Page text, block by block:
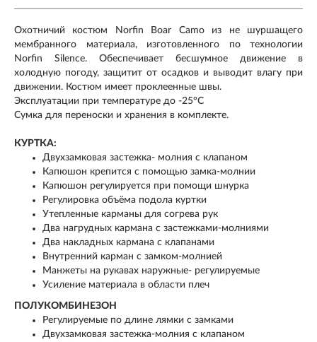
Охотничий костюм Norfin Boar Camo из не шуршащего
мембранного материала, изготовленного по технологии
Norfin Silence. Обеспечивает бесшумное движение в
холодную погоду, защитит от осадков и выводит влагу при
движении. Костюм имеет проклеенные швы.
Эксплуатации при температуре до -25°C
Сумка для переноски и хранения в комплекте.
КУРТКА:
Двухзамковая застежка- молния с клапаном
Капюшон крепится с помощью замка-молнии
Капюшон регулируется при помощи шнурка
Регулировка объёма подола куртки
Утепленные карманы для согрева рук
Два нагрудных кармана с застежками-молниями
Два накладных кармана с клапанами
Внутренний карман с замком-молнией
Манжеты на рукавах наружные- регулируемые
Усиление материала в области плеч
ПОЛУКОМБИНЕЗОН
Регулируемые по длине лямки с замками
Двухзамковая застежка-молния с клапаном